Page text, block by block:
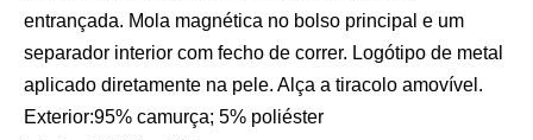
entrançada. Mola magnética no bolso principal e um
separador interior com fecho de correr. Logótipo de metal
aplicado diretamente na pele. Alça a tiracolo amovível.
Exterior:95% camurça; 5% poliéster